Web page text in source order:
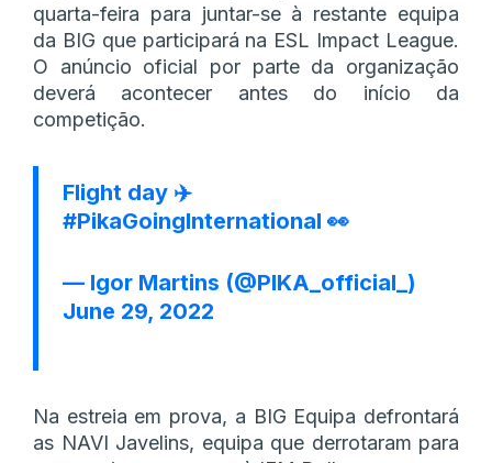
quarta-feira para juntar-se à restante equipa
da BIG que participará na ESL Impact League.
O anúncio oficial por parte da organização
deverá acontecer antes do início da
competição.
Flight day ✈️
#PikaGoingInternational 👀
— Igor Martins (@PIKA_official_)
June 29, 2022
Na estreia em prova, a BIG Equipa defrontará
as NAVI Javelins, equipa que derrotaram para